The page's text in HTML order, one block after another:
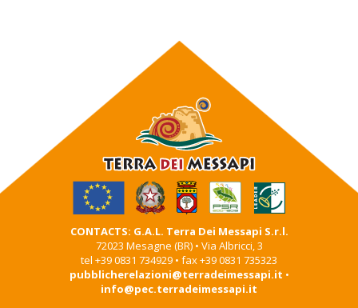
CONTACTS: G.A.L. Terra Dei Messapi S.r.l.
72023 Mesagne (BR) • Via Albricci, 3
tel +39 0831 734929 • fax +39 0831 735323
pubblicherelazioni@terradeimessapi.it •
info@pec.terradeimessapi.it